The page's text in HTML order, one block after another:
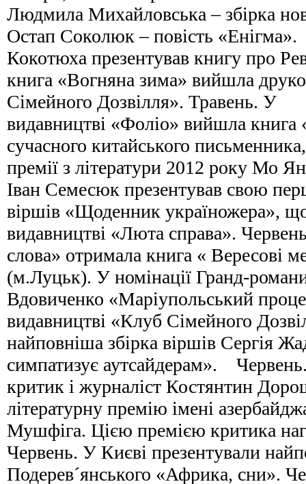
Людмила Михайловська – збірка
Остап Соколюк – повість
Кокотюха презентував книгу про
книга «Вогняна зима» вийшла
Сімейного Дозвілля». Травень. У
видавництві «Фоліо» вийшла книга
сучасного китайського
премії з літератури 2012 року Мо
Іван Семесюк презентував свою
віршів «Щоденник україножера»,
видавництві «Люта справа».
слова» отримала книга « Вересові
(м.Луцьк). У номінації Гранд-
Вдовиченко «Маріупольський
видавництві «Клуб Сімейного
найповніша збірка віршів Сергія
симпатизує аутсайдерам».
критик і журналіст Костянтин
літературну премію імені
Мушфіга. Цією премією критика
Червень. У Києві презентували
Подерев´янського «Африка, сни».